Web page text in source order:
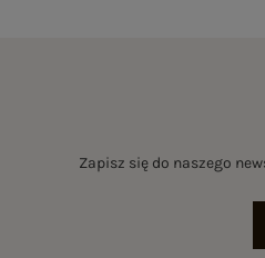
Zapisz się do naszego